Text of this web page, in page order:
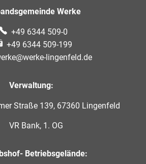
Werke
+49 6344 509-0
+49 6344 509-199
lingenfeld.de
Verwaltung:
Straße 139, 67360 Lingenfeld
VR Bank, 1. OG
Betriebsgelände: